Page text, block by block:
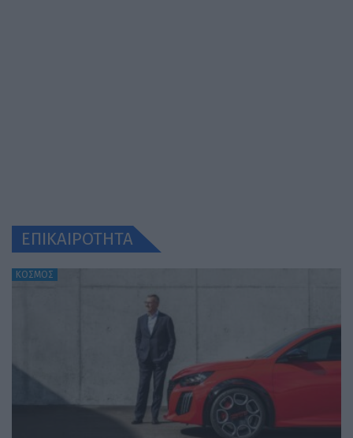
ΕΠΙΚΑΙΡΟΤΗΤΑ
ΚΟΣΜΟΣ